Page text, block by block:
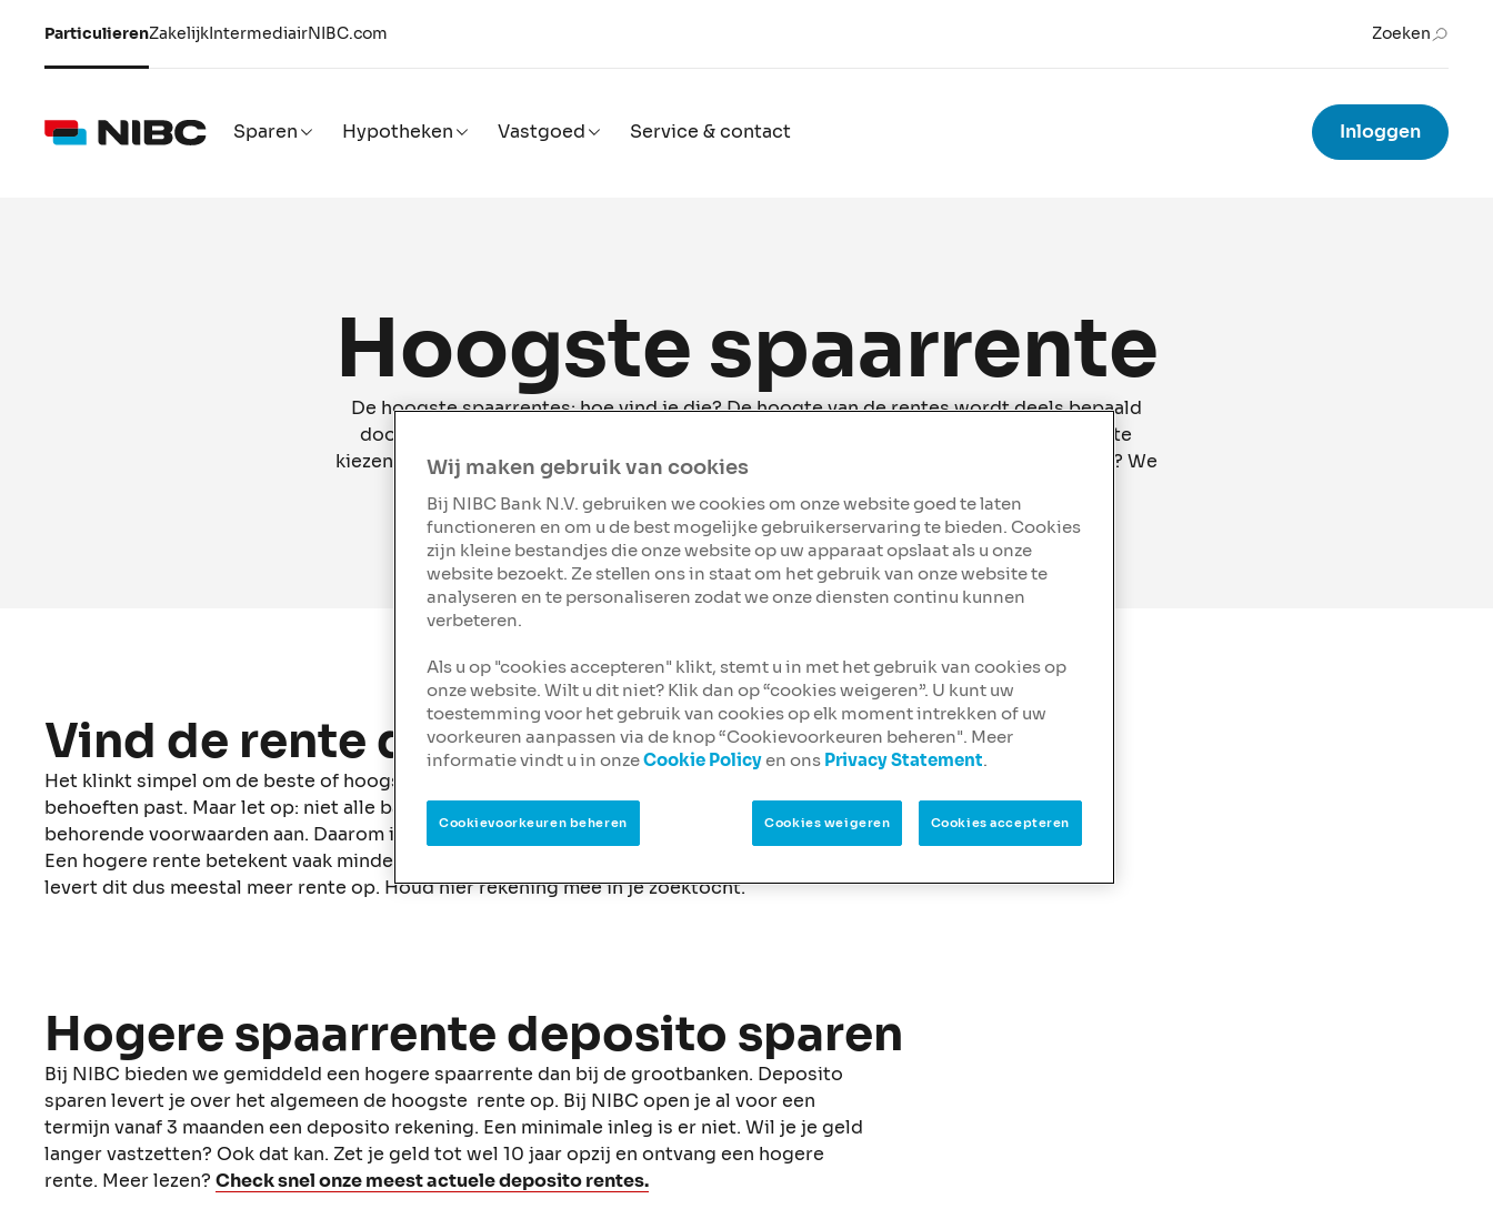
ParticulierenZakelijkIntermediairNIBC.com Zoeken
Sparen Hypotheken Vastgoed Service & contact Inloggen
Hoogste spaarrente
De hoogste spaarrentes: hoe vind je die? De hoogte van de rentes wordt deels bepaald
door de markt. Daar heb je geen invloed op. Wel kun je slimme keuzes maken. Door te
kiezen bij welke bank je spaart, via welk product én voor hoe lang. Maar hoe doe je dat? We
Vind de rente die bij je past
Het klinkt simpel om de beste of hoogste
behoeften past. Maar let op: niet alle banken bieden dezelfde producten en daarbij
behorende voorwaarden aan. Daarom is het goed om ook naar de voorwaarden te kijken.
Een hogere rente betekent vaak minder flexibiliteit. Als je geld wat langer kunt missen
levert dit dus meestal meer rente op. Houd hier rekening mee in je zoektocht.
Hogere spaarrente deposito sparen
Bij NIBC bieden we gemiddeld een hogere spaarrente dan bij de grootbanken. Deposito
sparen levert je over het algemeen de hoogste rente op. Bij NIBC open je al voor een
termijn vanaf 3 maanden een deposito rekening. Een minimale inleg is er niet. Wil je je geld
langer vastzetten? Ook dat kan. Zet je geld tot wel 10 jaar opzij en ontvang een hogere
rente. Meer lezen? Check snel onze meest actuele deposito rentes.
Wij maken gebruik van cookies
Bij NIBC Bank N.V. gebruiken we cookies om onze website goed te laten
functioneren en om u de best mogelijke gebruikerservaring te bieden. Cookies
zijn kleine bestandjes die onze website op uw apparaat opslaat als u onze
website bezoekt. Ze stellen ons in staat om het gebruik van onze website te
analyseren en te personaliseren zodat we onze diensten continu kunnen
verbeteren.
Als u op "cookies accepteren" klikt, stemt u in met het gebruik van cookies op
onze website. Wilt u dit niet? Klik dan op “cookies weigeren”. U kunt uw
toestemming voor het gebruik van cookies op elk moment intrekken of uw
voorkeuren aanpassen via de knop “Cookievoorkeuren beheren". Meer
informatie vindt u in onzeCookie Policyen ons Privacy Statement.
Cookievoorkeuren beheren Cookies weigeren Cookies accepteren